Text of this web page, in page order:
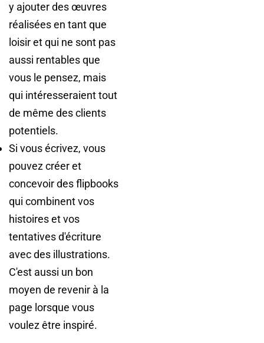
y ajouter des œuvres
réalisées en tant que
loisir et qui ne sont pas
aussi rentables que
vous le pensez, mais
qui intéresseraient tout
de même des clients
potentiels.
Si vous écrivez, vous
pouvez créer et
concevoir des flipbooks
qui combinent vos
histoires et vos
tentatives d'écriture
avec des illustrations.
C'est aussi un bon
moyen de revenir à la
page lorsque vous
voulez être inspiré.